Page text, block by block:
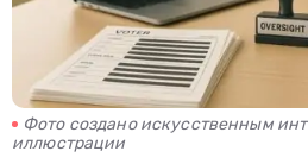
Фото создано искусственным
иллюстрации